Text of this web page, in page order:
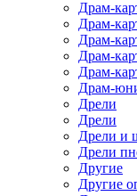
Драм-
Драм-
Драм-
Драм-
Драм-
Драм-
Дрели
Дрели
Дрели и
Дрели
Другие
Другие